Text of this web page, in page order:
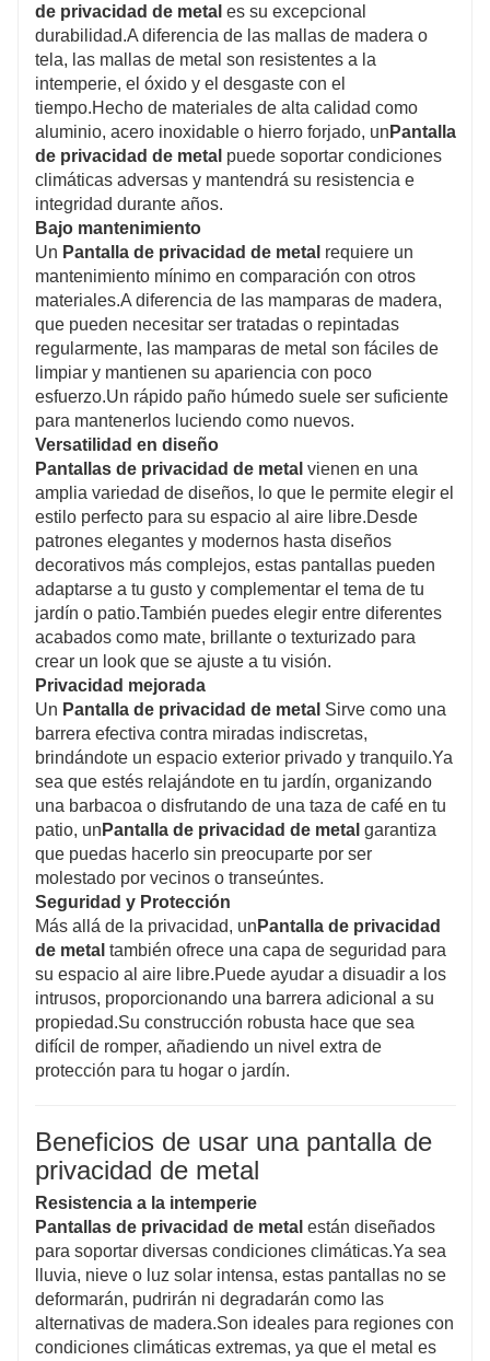
de privacidad de metal es su excepcional
durabilidad.A diferencia de las mallas de madera o
tela, las mallas de metal son resistentes a la
intemperie, el óxido y el desgaste con el
tiempo.Hecho de materiales de alta calidad como
aluminio, acero inoxidable o hierro forjado, un Pantalla
de privacidad de metal puede soportar condiciones
climáticas adversas y mantendrá su resistencia e
integridad durante años.
Bajo mantenimiento
Un Pantalla de privacidad de metal requiere un
mantenimiento mínimo en comparación con otros
materiales.A diferencia de las mamparas de madera,
que pueden necesitar ser tratadas o repintadas
regularmente, las mamparas de metal son fáciles de
limpiar y mantienen su apariencia con poco
esfuerzo.Un rápido paño húmedo suele ser suficiente
para mantenerlos luciendo como nuevos.
Versatilidad en diseño
Pantallas de privacidad de metal vienen en una
amplia variedad de diseños, lo que le permite elegir el
estilo perfecto para su espacio al aire libre.Desde
patrones elegantes y modernos hasta diseños
decorativos más complejos, estas pantallas pueden
adaptarse a tu gusto y complementar el tema de tu
jardín o patio.También puedes elegir entre diferentes
acabados como mate, brillante o texturizado para
crear un look que se ajuste a tu visión.
Privacidad mejorada
Un Pantalla de privacidad de metal Sirve como una
barrera efectiva contra miradas indiscretas,
brindándote un espacio exterior privado y tranquilo.Ya
sea que estés relajándote en tu jardín, organizando
una barbacoa o disfrutando de una taza de café en tu
patio, un Pantalla de privacidad de metal garantiza
que puedas hacerlo sin preocuparte por ser
molestado por vecinos o transeúntes.
Seguridad y Protección
Más allá de la privacidad, un Pantalla de privacidad
de metal también ofrece una capa de seguridad para
su espacio al aire libre.Puede ayudar a disuadir a los
intrusos, proporcionando una barrera adicional a su
propiedad.Su construcción robusta hace que sea
difícil de romper, añadiendo un nivel extra de
protección para tu hogar o jardín.
Beneficios de usar una pantalla de
privacidad de metal
Resistencia a la intemperie
Pantallas de privacidad de metal están diseñados
para soportar diversas condiciones climáticas.Ya sea
lluvia, nieve o luz solar intensa, estas pantallas no se
deformarán, pudrirán ni degradarán como las
alternativas de madera.Son ideales para regiones con
condiciones climáticas extremas, ya que el metal es